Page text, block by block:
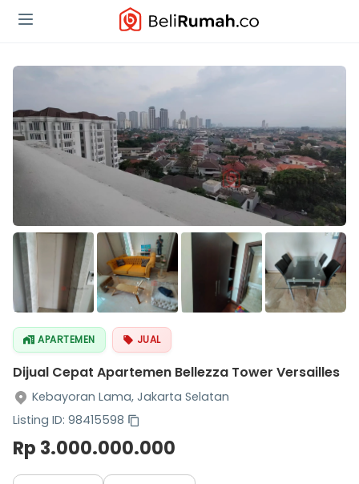
APARTEMEN JUAL
Dijual Cepat Apartemen Bellezza Tower Versailles
Kebayoran Lama, Jakarta Selatan
Listing ID: 98415598
Rp 3.000.000.000